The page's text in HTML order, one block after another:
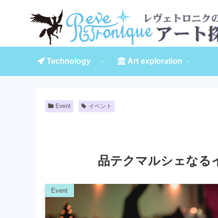
Technology Art exploration
Event イベント
品テクマルシェなる
Event